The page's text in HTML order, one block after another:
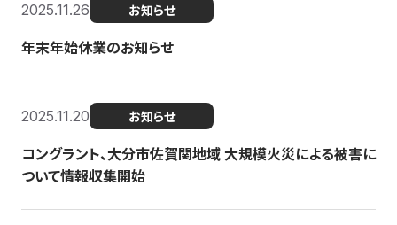
2025.11.26 お知らせ
年末年始休業のお知らせ
2025.11.20 お知らせ
コングラント、大分市佐賀関地域 大規模火災による被害に
ついて情報収集開始